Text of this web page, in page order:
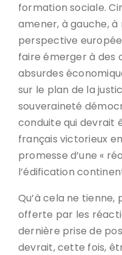
formation sociale.
amener, à gauche,
perspective
faire émerger à des
absurdes
sur le plan de la
souveraineté
conduite qui devrait
français victorieux
promesse d’une «
l’édification
Qu’à cela ne tienne,
offerte par les
dernière prise de
devrait, cette fois,